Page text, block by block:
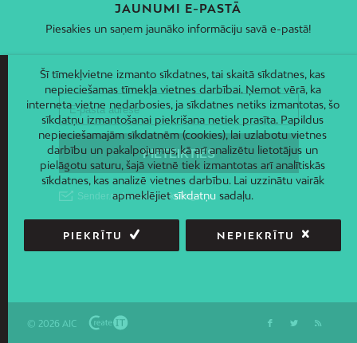
JAUNUMI E-PASTĀ
Piesakies un saņem jaunāko informāciju savā e-pastā!
© 2026 AIC
Šī tīmekļvietne izmanto sīkdatnes, tai skaitā sīkdatnes, kas
nepieciešamas tīmekļa vietnes darbībai. Ņemot vērā, ka
interneta vietne nedarbosies, ja sīkdatnes netiks izmantotas, šo
sīkdatņu izmantošanai piekrišana netiek prasīta. Papildus
nepieciešamajām sīkdatnēm (cookies), lai uzlabotu vietnes
darbību un pakalpojumus, kā arī analizētu lietotājus un
pielāgotu saturu, šajā vietnē tiek izmantotas arī analītiskās
sīkdatnes, kas analizē vietnes darbību. Lai uzzinātu vairāk
apmeklējietsīkdatņusadaļu.
PIEKRĪTU NEPIEKRĪTU